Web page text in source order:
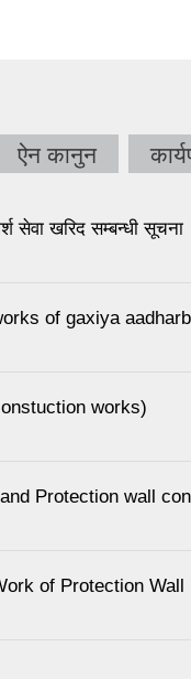
ऐन कानुन
सेवा खरिद सम्बन्धी सूचना
of gaxiya
works)
Protection wall
of Protection Wall